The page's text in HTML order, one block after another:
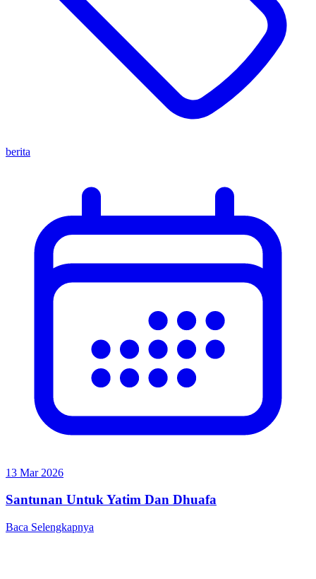
berita
13 Mar 2026
Santunan Untuk Yatim Dan Dhuafa
Baca Selengkapnya